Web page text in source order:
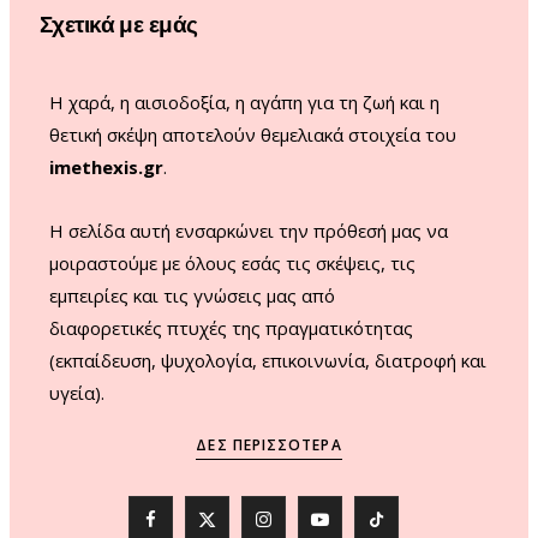
Σχετικά με εμάς
Η χαρά, η αισιοδοξία, η αγάπη για τη ζωή και η
θετική σκέψη αποτελούν θεμελιακά στοιχεία του
imethexis.gr.
H σελίδα αυτή ενσαρκώνει την πρόθεσή μας να
μοιραστούμε με όλους εσάς τις σκέψεις, τις
εμπειρίες και τις γνώσεις μας από
διαφορετικές πτυχές της πραγματικότητας
(εκπαίδευση, ψυχολογία, επικοινωνία, διατροφή και
υγεία).
ΔΕΣ ΠΕΡΙΣΣΌΤΕΡΑ
F X I Y T